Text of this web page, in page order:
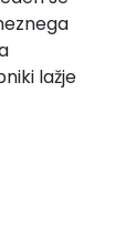
lažje